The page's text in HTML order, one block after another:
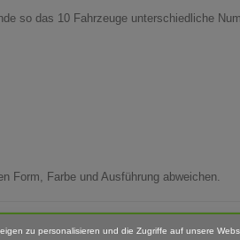
so das 10 Fahrzeuge unterschiedliche
Form, Farbe und Ausführung abweichen.
zu personalisieren und die Zugriffe auf unsere